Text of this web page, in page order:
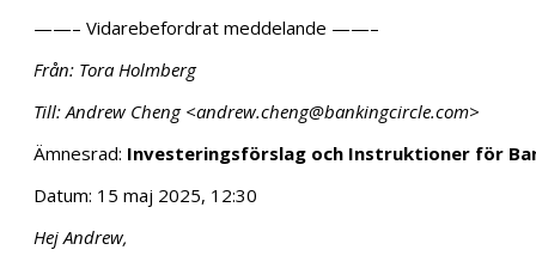
——– Vidarebefordrat meddelande ——–
Från: Tora Holmberg
Till: Andrew Cheng <andrew.cheng@bankingcircle.com>
Ämnesrad: Investeringsförslag och Instruktioner för
Datum: 15 maj 2025, 12:30
Hej Andrew,